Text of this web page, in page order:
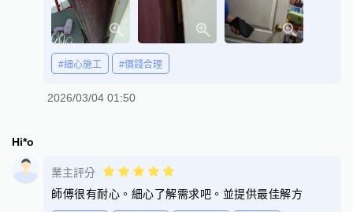
#細心施工 #價錢合理
2026/03/04 01:50
Hi*o
業主評分
師傅很有耐心。細心了解需求吧。並提供最佳解方